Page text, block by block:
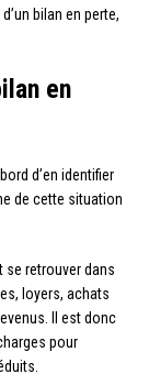
bilan en perte,
en
d’en identifier
de cette situation
se retrouver dans
loyers, achats
Il est donc
pour